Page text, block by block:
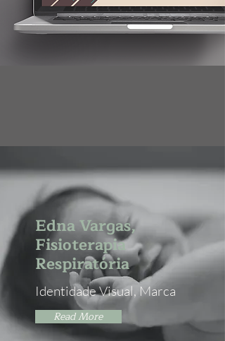
Edna Vargas,
Fisioterapia
Respiratória
Identidade Visual, Marca
Read More